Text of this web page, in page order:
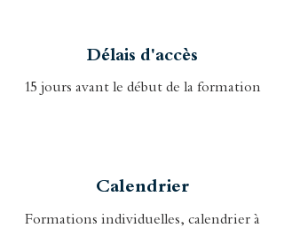
Délais d'accès
15 jours avant le début de la formation
Calendrier
Formations individuelles, calendrier à